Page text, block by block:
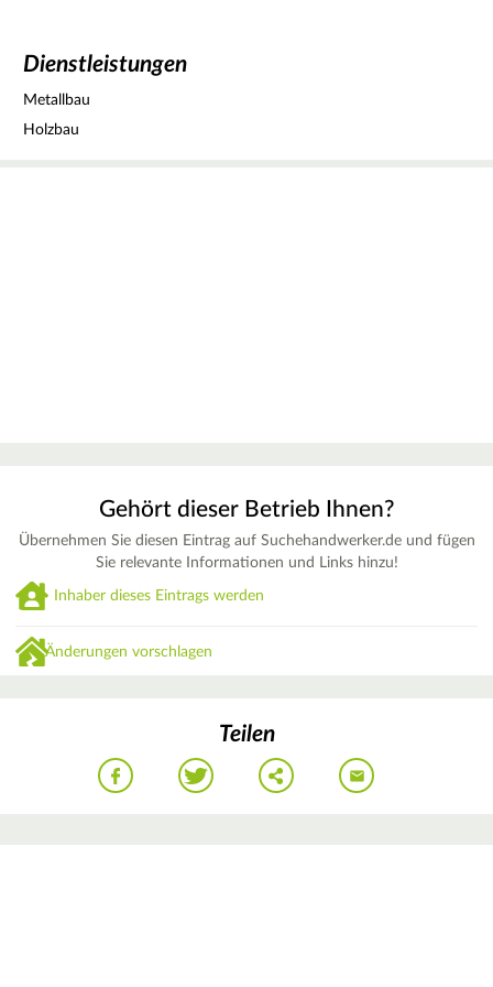
Dienstleistungen
Metallbau
Holzbau
Gehört dieser Betrieb Ihnen?
Übernehmen Sie diesen Eintrag auf Suchehandwerker.de und fügen
Sie relevante Informationen und Links hinzu!
Inhaber dieses Eintrags werden
Änderungen vorschlagen
Teilen